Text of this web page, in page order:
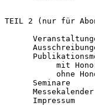
TEIL 2 (nur für
mit
ohne
      Seminare
      Messekalender
      Impressum